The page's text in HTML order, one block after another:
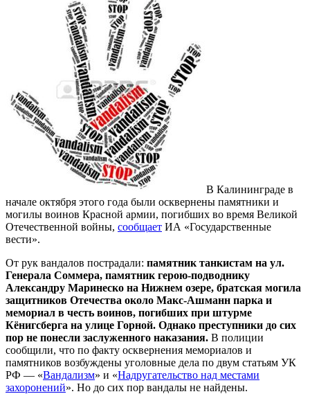
В Калининграде в
начале октября этого года были осквернены памятники и
могилы воинов Красной армии, погибших во время Великой
Отечественной войны, сообщает ИА «Государственные
вести».
От рук вандалов пострадали: памятник танкистам на ул.
Генерала Соммера, памятник герою-подводнику
Александру Маринеско на Нижнем озере, братская могила
защитников Отечества около Макс-Ашманн парка и
мемориал в честь воинов, погибших при штурме
Кёнигсберга на улице Горной. Однако преступники до сих
пор не понесли заслуженного наказания. В полиции
сообщили, что по факту осквернения мемориалов и
памятников возбуждены уголовные дела по двум статьям УК
РФ — «Вандализм» и «Надругательство над местами
захоронений». Но до сих пор вандалы не найдены.